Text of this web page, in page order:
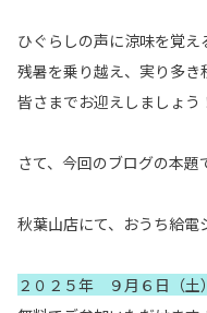
ひぐらしの声に涼味を覚え
残暑を乗り越え、実り多き
皆さまでお迎えしましょう
さて、今回のブログの本題
秋葉山店にて、おうち給電
２０２５年 ９月６日（